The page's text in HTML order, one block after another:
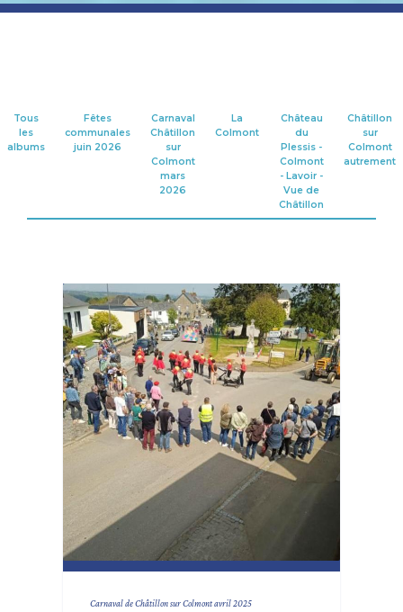
Tous
les
albums
Fêtes
communales
juin 2026
Carnaval
Châtillon
sur
Colmont
mars
2026
La
Colmont
Château
du
Plessis -
Colmont
- Lavoir -
Vue de
Châtillon
Châtillon
sur
Colmont
autrement
Carnaval de Châtillon sur Colmont avril 2025